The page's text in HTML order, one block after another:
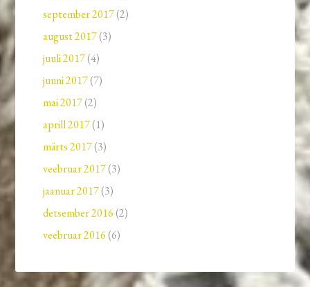
september 2017(2)
august 2017(3)
juuli 2017(4)
juuni 2017(7)
mai 2017(2)
aprill 2017(1)
märts 2017(3)
veebruar 2017(3)
jaanuar 2017(3)
detsember 2016 (2)
veebruar 2016 (6)